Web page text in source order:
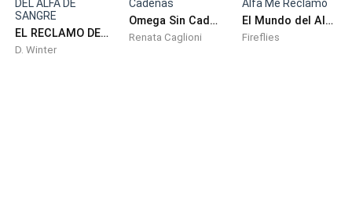
hormiguero y da gracias que no lo hice cuando eras
mas chica-
EL RECLAMO DEL ALFA DE SANGRE
D. Winter
Omega Sin Cadenas
Renata Caglioni
El Mundo del Alfa Me Reclamó
Fireflies